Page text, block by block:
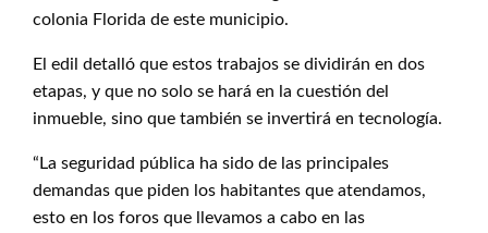
colonia Florida de este municipio.
El edil detalló que estos trabajos se dividirán en dos
etapas, y que no solo se hará en la cuestión del
inmueble, sino que también se invertirá en tecnología.
“La seguridad pública ha sido de las principales
demandas que piden los habitantes que atendamos,
esto en los foros que llevamos a cabo en las